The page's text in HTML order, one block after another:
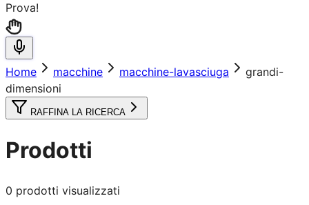
Prova!
Home macchine macchine-lavasciuga
grandi-
dimensioni
RAFFINA LA RICERCA
Prodotti
0 prodotti visualizzati